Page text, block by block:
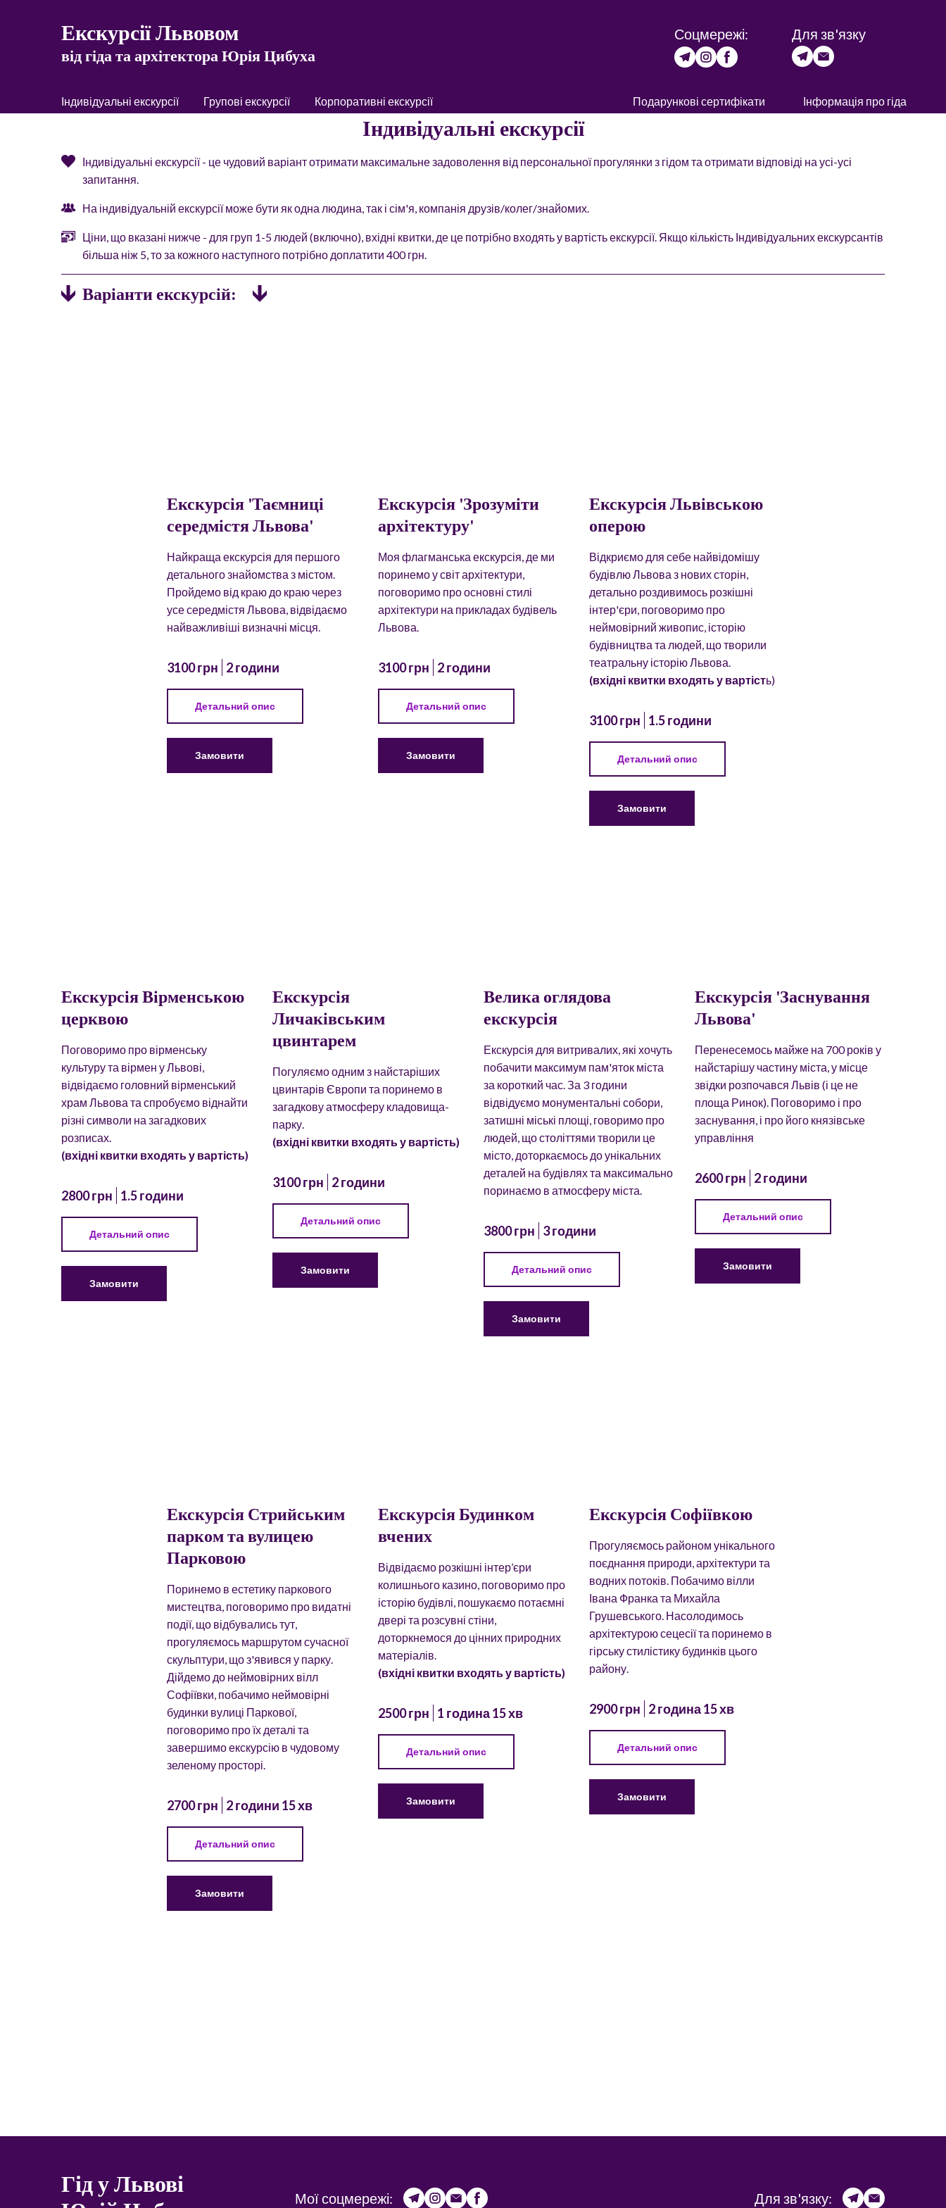
Екскурсії Львовом
від гіда та архітектора Юрія Цибуха
Соцмережі: Для зв'язку
Індивідуальні екскурсії Групові екскурсії Корпоративні екскурсії Подарункові сертифікати Інформація про гіда
Індивідуальні екскурсії
Індивідуальні екскурсії - це чудовий варіант отримати максимальне задоволення від персональної прогулянки з гідом та отримати відповіді на усі-усі
запитання.
На індивідуальній екскурсії може бути як одна людина, так і сім'я, компанія друзів/колег/знайомих.
Ціни, що вказані нижче - для груп 1-5 людей (включно), вхідні квитки, де це потрібно входять у вартість екскурсії. Якщо кількість Індивідуальних екскурсантів
більша ніж 5, то за кожного наступного потрібно доплатити 400 грн.
Варіанти екскурсій:
Екскурсія 'Таємниці
середмістя Львова'
Найкраща екскурсія для першого
детального знайомства з містом.
Пройдемо від краю до краю через
усе середмістя Львова, відвідаємо
найважливіші визначні місця.
3100 грн 2 години
Детальний опис
Замовити
Екскурсія 'Зрозуміти
архітектуру'
Моя флагманська екскурсія, де ми
поринемо у світ архітектури,
поговоримо про основні стилі
архітектури на прикладах будівель
Львова.
3100 грн 2 години
Детальний опис
Замовити
Екскурсія Львівською
оперою
Відкриємо для себе найвідомішу
будівлю Львова з нових сторін,
детально роздивимось розкішні
інтер'єри, поговоримо про
неймовірний живопис, історію
будівництва та людей, що творили
театральну історію Львова.
(вхідні квитки входять у вартість)
3100 грн 1.5 години
Детальний опис
Замовити
Екскурсія Вірменською
церквою
Поговоримо про вірменську
культуру та вірмен у Львові,
відвідаємо головний вірменський
храм Львова та спробуємо віднайти
різні символи на загадкових
розписах.
(вхідні квитки входять у вартість)
2800 грн 1.5 години
Детальний опис
Замовити
Екскурсія
Личаківським
цвинтарем
Погуляємо одним з найстаріших
цвинтарів Європи та поринемо в
загадкову атмосферу кладовища-
парку.
(вхідні квитки входять у вартість)
3100 грн 2 години
Детальний опис
Замовити
Велика оглядова
екскурсія
Екскурсія для витривалих, які хочуть
побачити максимум пам'яток міста
за короткий час. За 3 години
відвідуємо монументальні собори,
затишні міські площі, говоримо про
людей, що століттями творили це
місто, доторкаємось до унікальних
деталей на будівлях та максимально
поринаємо в атмосферу міста.
3800 грн 3 години
Детальний опис
Замовити
Екскурсія 'Заснування
Львова'
Перенесемось майже на 700 років у
найстарішу частину міста, у місце
звідки розпочався Львів (і це не
площа Ринок). Поговоримо і про
заснування, і про його князівське
управління
2600 грн 2 години
Детальний опис
Замовити
Екскурсія Стрийським
парком та вулицею
Парковою
Поринемо в естетику паркового
мистецтва, поговоримо про видатні
події, що відбувались тут,
прогуляємось маршрутом сучасної
скульптури, що з'явився у парку.
Дійдемо до неймовірних вілл
Софіївки, побачимо неймовірні
будинки вулиці Паркової,
поговоримо про їх деталі та
завершимо екскурсію в чудовому
зеленому просторі.
2700 грн 2 години 15 хв
Детальний опис
Замовити
Екскурсія Будинком
вчених
Відвідаємо розкішні інтер’єри
колишнього казино, поговоримо про
історію будівлі, пошукаємо потаємні
двері та розсувні стіни,
доторкнемося до цінних природних
матеріалів.
(вхідні квитки входять у вартість)
2500 грн 1 година 15 хв
Детальний опис
Замовити
Екскурсія Софіївкою
Прогуляємось районом унікального
поєднання природи, архітектури та
водних потоків. Побачимо вілли
Івана Франка та Михайла
Грушевського. Насолодимось
архітектурою сецесії та поринемо в
гірську стилістику будинків цього
району.
2900 грн 2 година 15 хв
Детальний опис
Замовити
Гід у Львові
Мої соцмережі: Для зв'язку: